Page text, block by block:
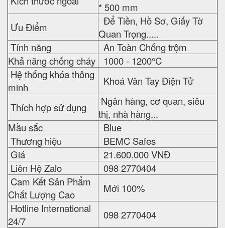
* 500 mm
Ưu Điểm
Để Tiền, Hồ Sơ, Giấy Tờ
Quan Trọng.....
Tính năng
An Toàn Chống trộm
Khả năng chống cháy
1000 - 1200°C
Hệ thống khóa thông
minh
Khoá Vân Tay Điện Tử
Thích hợp sử dụng
Ngân hàng, cơ quan, siêu
thị, nhà hàng...
Mầu sắc
Blue
Thương hiệu
BEMC Safes
Giá
21.600.000 VNĐ
Liên Hệ Zalo
098 2770404
Cam Kết Sản Phẩm
Chất Lượng Cao
Mới 100%
Hotline International
24/7
098 2770404